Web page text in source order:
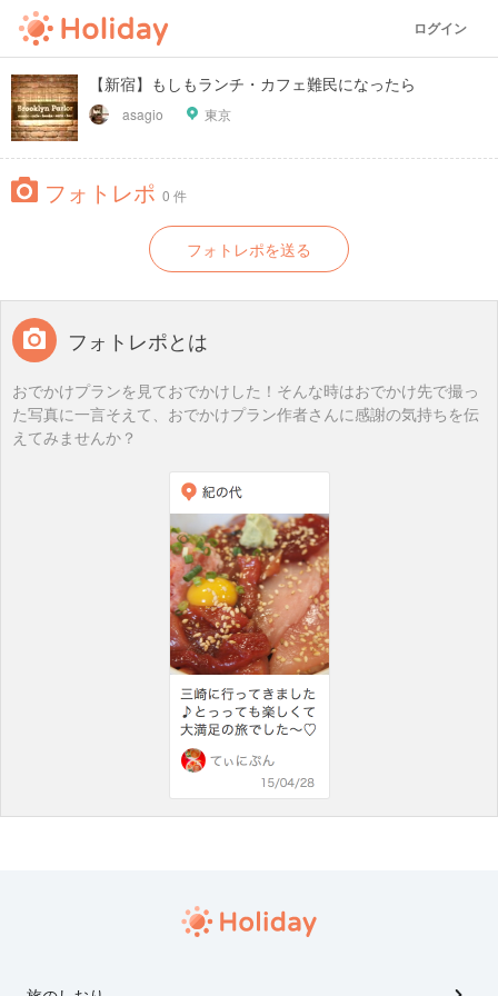
ログイン
【新宿】もしもランチ・カフェ難民になったら
asagio 東京
フォトレポ 0 件
フォトレポを送る
フォトレポとは
おでかけプランを見ておでかけした！そんな時はおでかけ先で撮っ
た写真に一言そえて、おでかけプラン作者さんに感謝の気持ちを伝
えてみませんか？